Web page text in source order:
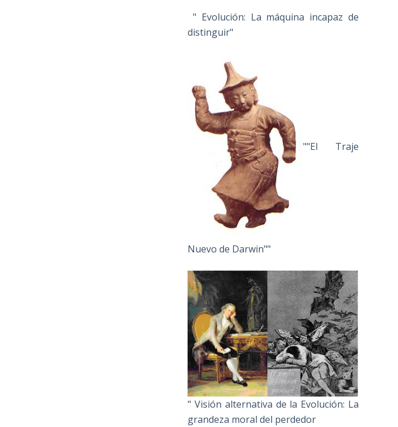
" Evolución: La máquina incapaz de
distinguir"
""El Traje
Nuevo de Darwin""
" Visión alternativa de la Evolución: La
grandeza moral del perdedor